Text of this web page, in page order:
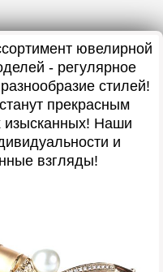
ювелирной
- регулярное
стилей!
прекрасным
Наши
и
взгляды!